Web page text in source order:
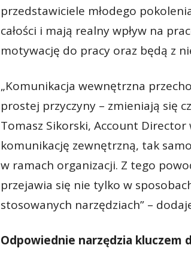
przedstawiciele młodego
całości i mają realny wpływ na
motywację do pracy oraz będą z
„Komunikacja wewnętrzna
prostej przyczyny – zmieniają się
Tomasz Sikorski, Account Director
komunikację zewnętrzną, tak
w ramach organizacji. Z tego
przejawia się nie tylko w
stosowanych narzędziach” –
Odpowiednie narzędzia kluczem